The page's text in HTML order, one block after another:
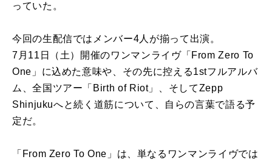
っていた。
今回の生配信ではメンバー4人が揃って出演。
7月11日（土）開催のワンマンライヴ「From Zero To
One」に込めた意味や、その先に控える1stフルアルバ
ム、全国ツアー「Birth of Riot」、そしてZepp
Shinjukuへと続く道筋について、自らの言葉で語る予
定だ。
「From Zero To One」は、単なるワンマンライヴでは